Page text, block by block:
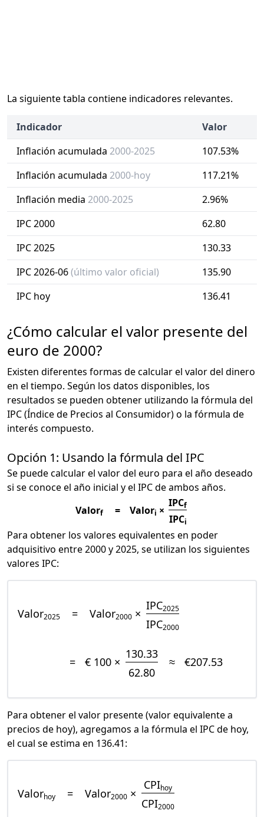
La siguiente tabla contiene indicadores relevantes.
Indicador
Valor
Inflación acumulada 2000-2025
107.53%
Inflación acumulada 2000-hoy
117.21%
Inflación media 2000-2025
2.96%
IPC 2000
62.80
IPC 2025
130.33
IPC 2026-06(último valor oficial)
135.90
IPC hoy
136.41
¿Cómo calcular el valor presente del
euro de 2000?
Existen diferentes formas de calcular el valor del dinero
en el tiempo. Según los datos disponibles, los
resultados se pueden obtener utilizando la fórmula del
IPC (Índice de Precios al Consumidor) o la fórmula de
interés compuesto.
Opción 1: Usando la fórmula del IPC
Se puede calcular el valor del euro para el año deseado
si se conoce el año inicial y el IPC de ambos años.
Valorf = Valori ×
IPCf
IPCi
Para obtener los valores equivalentes en poder
adquisitivo entre 2000 y 2025, se utilizan los siguientes
valores IPC:
Valor2025 = Valor2000 ×
IPC2025
IPC2000
= € 100 ×
130.33
62.80
≈ €207.53
Para obtener el valor presente (valor equivalente a
precios de hoy), agregamos a la fórmula el IPC de hoy,
el cual se estima en 136.41:
Valorhoy = Valor2000 ×
CPIhoy
CPI2000